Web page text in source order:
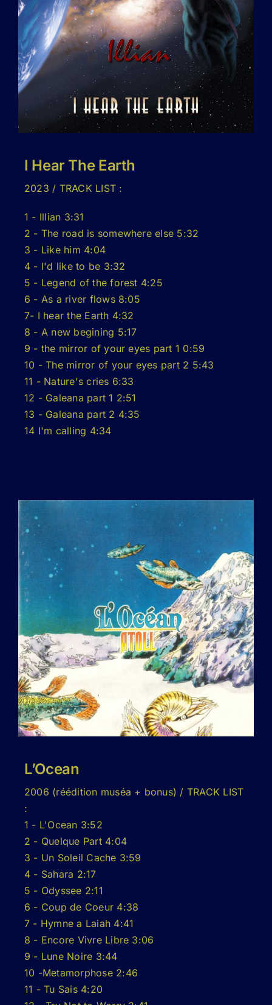
I Hear The Earth
2023 / TRACK LIST :
1 - Illian 3:31
2 - The road is somewhere else 5:32
3 - Like him 4:04
4 - I'd like to be 3:32
5 - Legend of the forest 4:25
6 - As a river flows 8:05
7- I hear the Earth 4:32
8 - A new begining 5:17
9 - the mirror of your eyes part 1 0:59
10 - The mirror of your eyes part 2 5:43
11 - Nature's cries 6:33
12 - Galeana part 1 2:51
13 - Galeana part 2 4:35
14 I'm calling 4:34
L’Ocean
2006 (réédition muséa + bonus) / TRACK LIST
:
1 - L'Ocean 3:52
2 - Quelque Part 4:04
3 - Un Soleil Cache 3:59
4 - Sahara 2:17
5 - Odyssee 2:11
6 - Coup de Coeur 4:38
7 - Hymne a Laiah 4:41
8 - Encore Vivre Libre 3:06
9 - Lune Noire 3:44
10 -Metamorphose 2:46
11 - Tu Sais 4:20